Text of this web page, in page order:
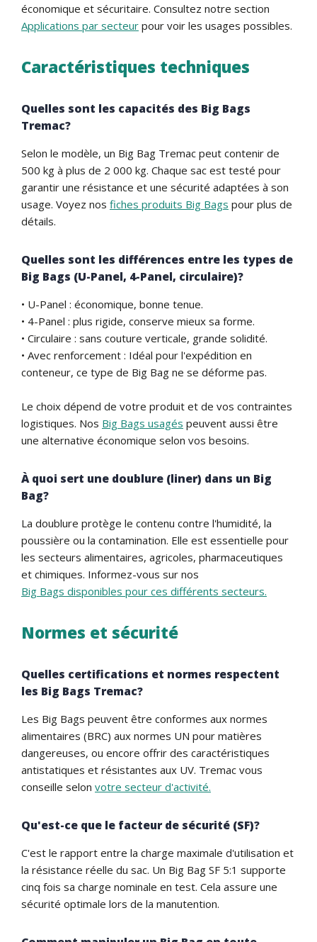
économique et sécuritaire. Consultez notre section
Applications par secteur pour voir les usages possibles.
Caractéristiques techniques
Quelles sont les capacités des Big Bags
Tremac?
Selon le modèle, un Big Bag Tremac peut contenir de
500 kg à plus de 2 000 kg. Chaque sac est testé pour
garantir une résistance et une sécurité adaptées à son
usage. Voyez nos fiches produits Big Bags pour plus de
détails.
Quelles sont les différences entre les types de
Big Bags (U-Panel, 4-Panel, circulaire)?
• U-Panel : économique, bonne tenue.
• 4-Panel : plus rigide, conserve mieux sa forme.
• Circulaire : sans couture verticale, grande solidité.
• Avec renforcement : Idéal pour l'expédition en
conteneur, ce type de Big Bag ne se déforme pas.
Le choix dépend de votre produit et de vos contraintes
logistiques. Nos Big Bags usagés peuvent aussi être
une alternative économique selon vos besoins.
À quoi sert une doublure (liner) dans un Big
Bag?
La doublure protège le contenu contre l'humidité, la
poussière ou la contamination. Elle est essentielle pour
les secteurs alimentaires, agricoles, pharmaceutiques
et chimiques. Informez-vous sur nos
Big Bags disponibles pour ces différents secteurs.
Normes et sécurité
Quelles certifications et normes respectent
les Big Bags Tremac?
Les Big Bags peuvent être conformes aux normes
alimentaires (BRC) aux normes UN pour matières
dangereuses, ou encore offrir des caractéristiques
antistatiques et résistantes aux UV. Tremac vous
conseille selon votre secteur d'activité.
Qu'est-ce que le facteur de sécurité (SF)?
C'est le rapport entre la charge maximale d'utilisation et
la résistance réelle du sac. Un Big Bag SF 5:1 supporte
cinq fois sa charge nominale en test. Cela assure une
sécurité optimale lors de la manutention.